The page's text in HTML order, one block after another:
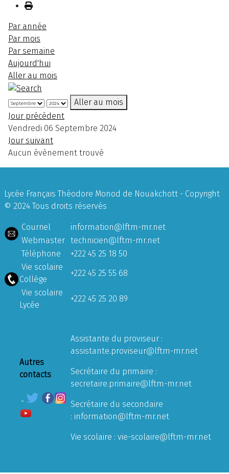
Par année
Par mois
Par semaine
Aujourd'hui
Aller au mois
Aller au mois
Jour précédent
Vendredi 06 Septembre 2024
Jour suivant
Aucun évènement trouvé
Lycée Français Théodore Monod de Nouakchott - Copyright
© 2024 Tous droits réservés
Courriel
information@lftm-mr.net
Webmaster technicien@lftm-mr.net
Téléphone
+222 45 25 18 50
Vie scolaire
Collège
+222 45 25 55 68
Vie scolaire
Lycée
+222 45 25 20 89
Autres
contacts
Assistante du proviseur :
assistante.proviseur@lftm-mr.net
Secrétaire du primaire :
secretaire.primaire@lftm-mr.net
Secrétaire du secondaire
: information@lftm-mr.net
Vie scolaire : vie-scolaire@lftm-mr.net